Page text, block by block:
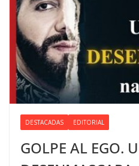
DESTACADAS EDITORIAL
GOLPE AL EGO.